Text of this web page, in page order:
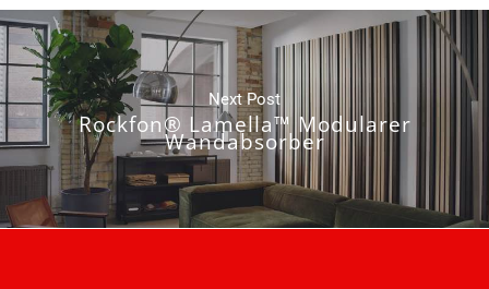
Next Post
Rockfon® Lamella™ Modularer
Wandabsorber